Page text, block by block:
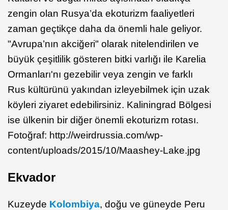
zengin olan Rusya’da ekoturizm faaliyetleri
zaman geçtikçe daha da önemli hale geliyor.
"Avrupa’nın akciğeri" olarak nitelendirilen ve
büyük çeşitlilik gösteren bitki varlığı ile Karelia
Ormanları'nı gezebilir veya zengin ve farklı
Rus kültürünü yakından izleyebilmek için uzak
köyleri ziyaret edebilirsiniz. Kaliningrad Bölgesi
ise ülkenin bir diğer önemli ekoturizm rotası.
Fotoğraf: http://weirdrussia.com/wp-
content/uploads/2015/10/Maashey-Lake.jpg
Ekvador
Kuzeyde Kolombiya, doğu ve güneyde Peru